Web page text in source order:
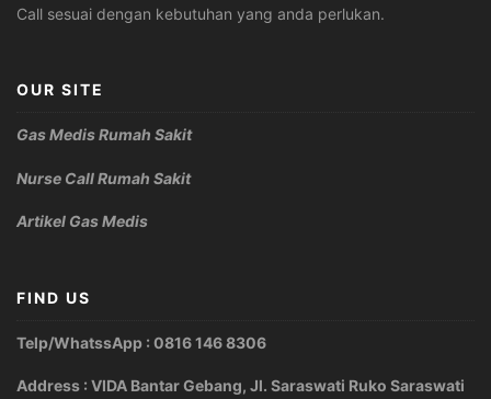
Call sesuai dengan kebutuhan yang anda perlukan.
OUR SITE
Gas Medis Rumah Sakit
Nurse Call Rumah Sakit
Artikel Gas Medis
FIND US
Telp/WhatssApp : 0816 146 8306
Address : VIDA Bantar Gebang, Jl. Saraswati Ruko Saraswati